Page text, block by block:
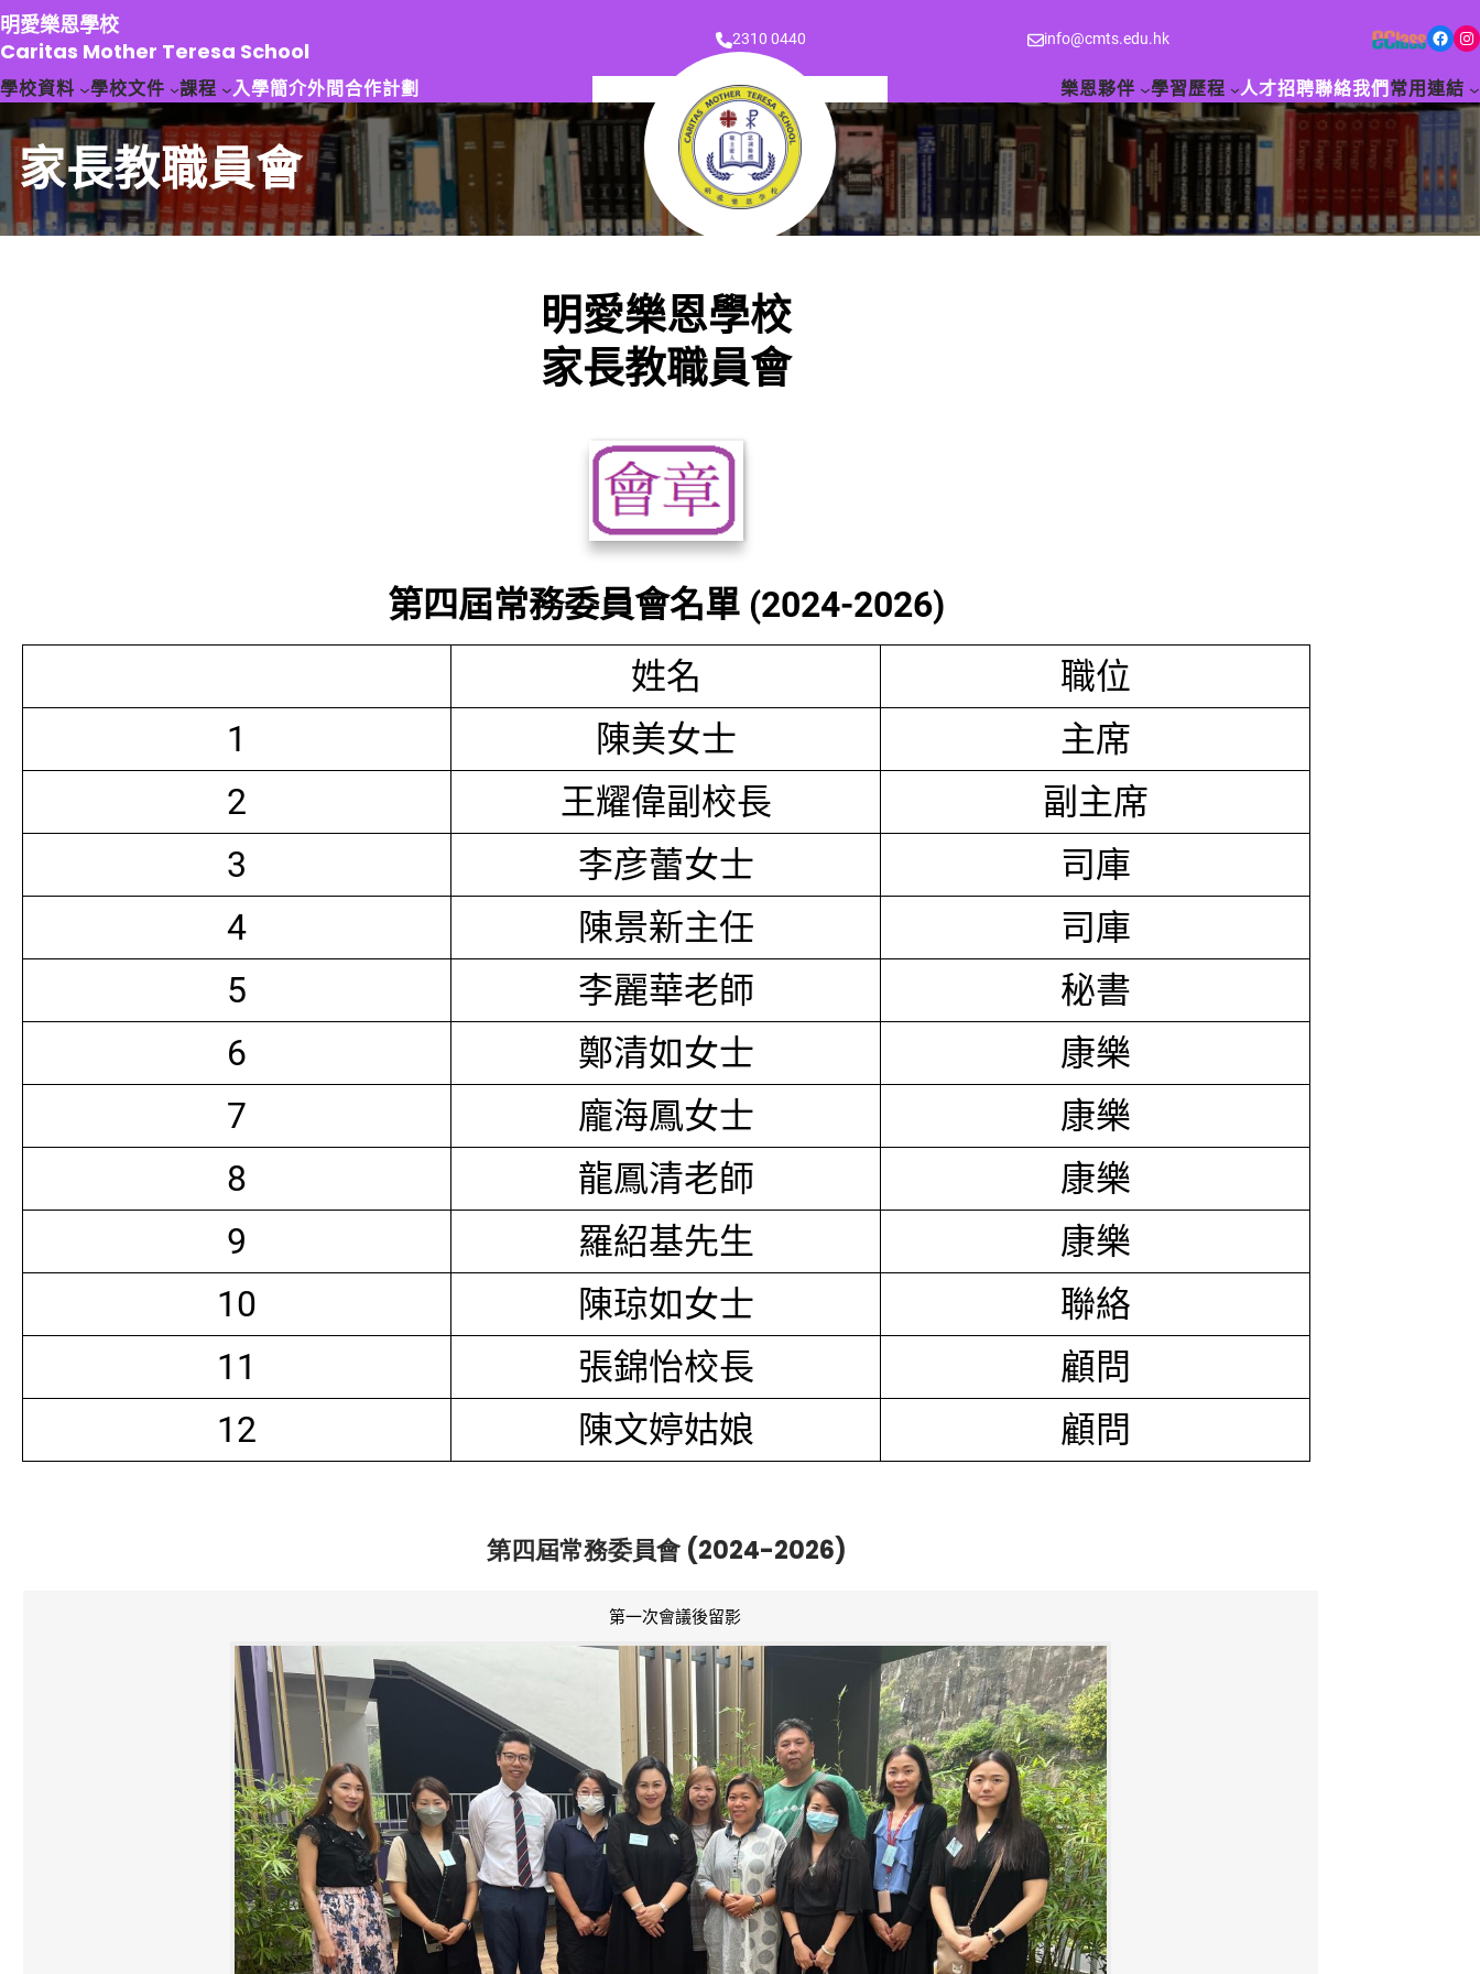
跳
至
主
要
容
明愛樂恩學校
Caritas Mother Teresa School
2310 0440 info@cmts.edu.hk Facebook Instagram
學校資料 學校文件 課程 入學簡介外間合作計劃 樂恩夥伴 學習歷程 人才招聘聯絡我們 常用連結
家長教職員會
明愛樂恩學校
家長教職員會
第四屆常務委員會名單 (2024-2026)
姓名
職位
1
陳美女士
主席
2
王耀偉副校長
副主席
3
李彦蕾女士
司庫
4
陳景新主任
司庫
5
李麗華老師
秘書
6
鄭清如女士
康樂
7
龐海鳳女士
康樂
8
龍鳳清老師
康樂
9
羅紹基先生
康樂
10
陳琼如女士
聯絡
11
張錦怡校長
顧問
12
陳文婷姑娘 顧問
第四屆常務委員會 (2024-2026)
第一次會議後留影